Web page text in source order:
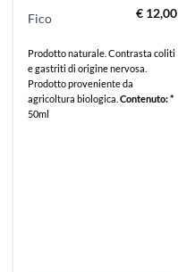
Fico €12,00
Prodotto naturale. Contrasta coliti
e gastriti di origine nervosa.
Prodotto proveniente da
agricoltura biologica. Contenuto: *
50ml